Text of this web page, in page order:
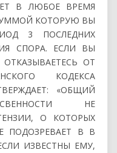
В ЛЮБОЕ ВРЕМЯ
КОТОРУЮ ВЫ
3 ПОСЛЕДНИХ
СПОРА. ЕСЛИ ВЫ
ОТ
КОДЕКСА
«ОБЩИЙ
НЕ
О КОТОРЫХ
ПОДОЗРЕВАЕТ В В
ИЗВЕСТНЫ ЕМУ,